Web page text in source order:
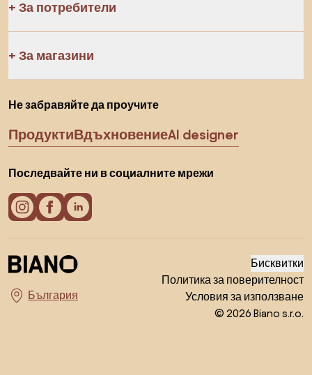
За потребители
За магазини
Не забравяйте да проучите
ПродуктиВдъхновениеAI designer
Последвайте ни в социалните мрежи
Изберете държава
Бисквитки
Политика за поверителност
Условия за използване
© 2026 Biano s.r.o.